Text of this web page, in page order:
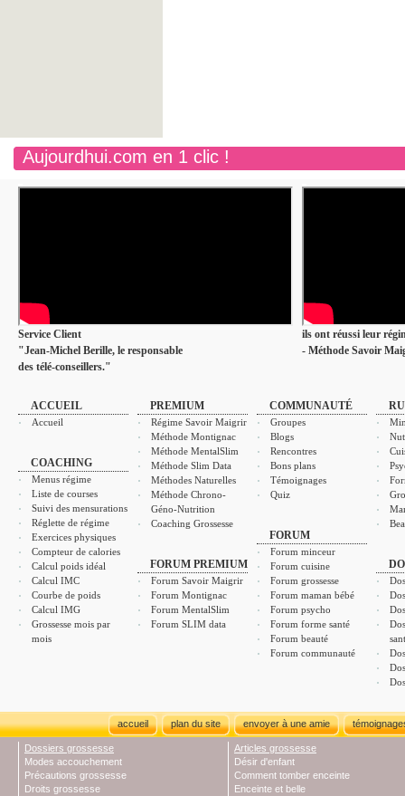
Aujourdhui.com en 1 clic !
Service Client
"Jean-Michel Berille, le responsable
des télé-conseillers."
ils ont réussi leur
- Méthode Savoir
ACCUEIL
Accueil
COACHING
Menus régime
Liste de courses
Suivi des mensurations
Réglette de régime
Exercices physiques
Compteur de calories
Calcul poids idéal
Calcul IMC
Courbe de poids
Calcul IMG
Grossesse mois par
mois
PREMIUM
Régime Savoir Maigrir
Méthode Montignac
Méthode MentalSlim
Méthode Slim Data
Méthodes Naturelles
Méthode Chrono-
Géno-Nutrition
Coaching Grossesse
FORUM PREMIUM
Forum Savoir Maigrir
Forum Montignac
Forum MentalSlim
Forum SLIM data
COMMUNAUTÉ
Groupes
Blogs
Rencontres
Bons plans
Témoignages
Quiz
FORUM
Forum minceur
Forum cuisine
Forum grossesse
Forum maman bébé
Forum psycho
Forum forme santé
Forum beauté
Forum communauté
accueil plan du site envoyer à une amie
Dossiers grossesse
Modes accouchement
Précautions grossesse
Droits grossesse
Articles grossesse
Désir d'enfant
Comment tomber enceinte
Enceinte et belle